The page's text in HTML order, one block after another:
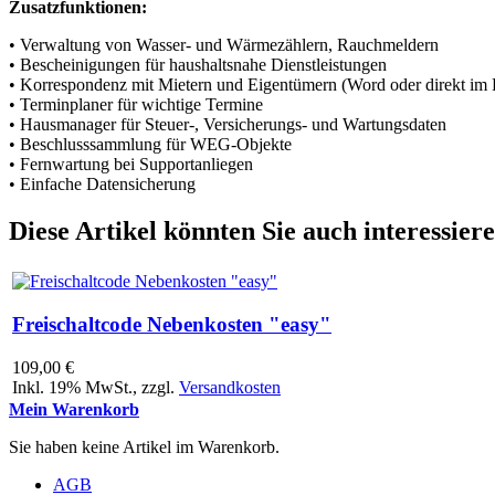
Zusatzfunktionen:
• Verwaltung von Wasser- und Wärmezählern, Rauchmeldern
• Bescheinigungen für haushaltsnahe Dienstleistungen
• Korrespondenz mit Mietern und Eigentümern (Word oder direkt im
• Terminplaner für wichtige Termine
• Hausmanager für Steuer-, Versicherungs- und Wartungsdaten
• Beschlusssammlung für WEG-Objekte
• Fernwartung bei Supportanliegen
• Einfache Datensicherung
Diese Artikel könnten Sie auch
Freischaltcode Nebenkosten "easy"
109,00 €
Inkl. 19% MwSt., zzgl. Versandkosten
Mein Warenkorb
Sie haben keine Artikel im Warenkorb.
AGB